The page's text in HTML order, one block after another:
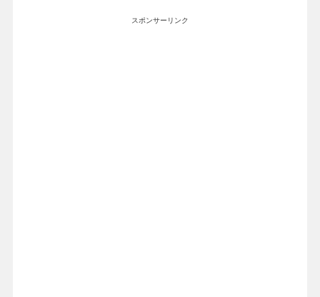
スポンサーリンク